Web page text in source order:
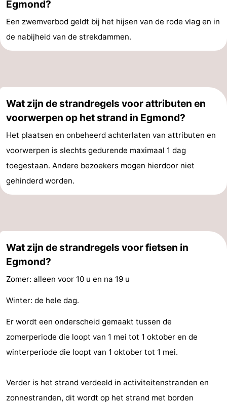
Egmond?
Een zwemverbod geldt bij het hijsen van de rode vlag en in
de nabijheid van de strekdammen.
Wat zijn de strandregels voor attributen en
voorwerpen op het strand in Egmond?
Het plaatsen en onbeheerd achterlaten van attributen en
voorwerpen is slechts gedurende maximaal 1 dag
toegestaan. Andere bezoekers mogen hierdoor niet
gehinderd worden.
Wat zijn de strandregels voor fietsen in
Egmond?
Zomer: alleen voor 10 u en na 19 u
Winter: de hele dag.
Er wordt een onderscheid gemaakt tussen de
zomerperiode die loopt van 1 mei tot 1 oktober en de
winterperiode die loopt van 1 oktober tot 1 mei.
Verder is het strand verdeeld in activiteitenstranden en
zonnestranden, dit wordt op het strand met borden